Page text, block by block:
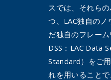
スでは、それら
つ、LAC独自の
だ独自のフレー
DSS：LAC Data
Standard）をご
れを用いること